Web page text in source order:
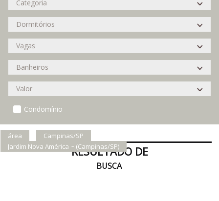
Condomínio
área
Campinas/SP
Jardim Nova América ~ (Campinas/SP)
RESULTADO DE
BUSCA